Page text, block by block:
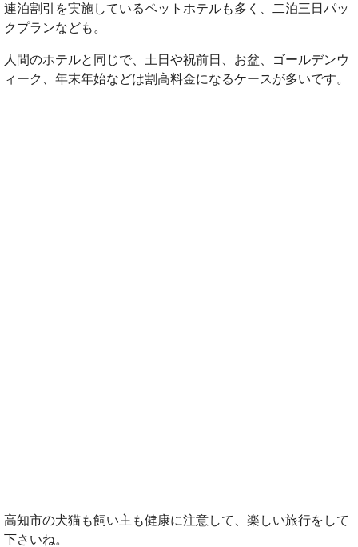
連泊割引を実施しているペットホテルも多く、二泊三日パッ
クプランなども。
人間のホテルと同じで、土日や祝前日、お盆、ゴールデンウ
ィーク、年末年始などは割高料金になるケースが多いです。
高知市の犬猫も飼い主も健康に注意して、楽しい旅行をして
下さいね。